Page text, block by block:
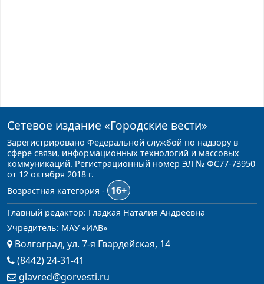
Сетевое издание «Городские вести»
Зарегистрировано Федеральной службой по надзору в
сфере связи, информационных технологий и массовых
коммуникаций. Регистрационный номер ЭЛ № ФС77-73950
от 12 октября 2018 г.
Возрастная категория -
16+
Главный редактор: Гладкая Наталия Андреевна
Учредитель: МАУ «ИАВ»
Волгоград, ул. 7-я Гвардейская, 14
(8442) 24-31-41
glavred@gorvesti.ru